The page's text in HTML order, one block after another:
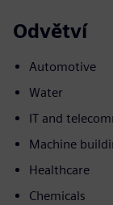
Odvětví
Automotive
Water
IT and
Machine
Healthcare
Chemicals